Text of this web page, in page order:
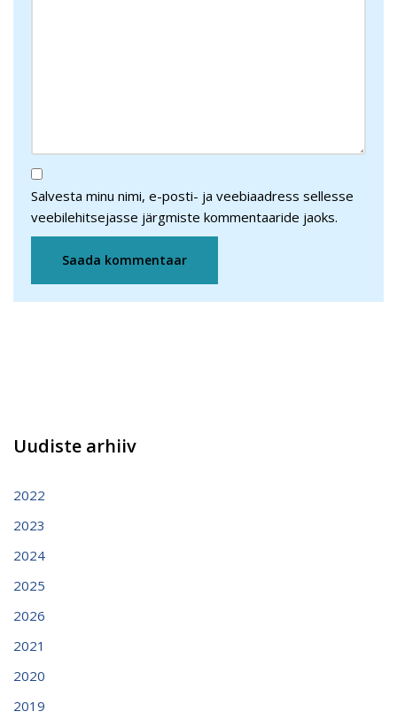
Salvesta minu nimi, e-posti- ja veebiaadress sellesse
veebilehitsejasse järgmiste kommentaaride jaoks.
Uudiste arhiiv
2022
2023
2024
2025
2026
2021
2020
2019